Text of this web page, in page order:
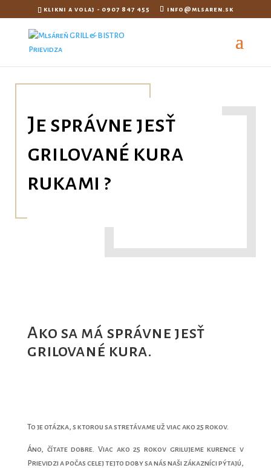
klikni a volaj - 0907 847 455 info@mlsaren.sk
Je správne jesť
grilované kura
rukami ?
Ako sa má správne jesť
grilované kura.
To je otázka, s ktorou sa stretávame už viac ako 25 rokov.
Áno, čítate dobre. Viac ako 25 rokov grilujeme kurence v
Prievidzi a počas celej tejto doby sa nás naši zákazníci pýtajú,